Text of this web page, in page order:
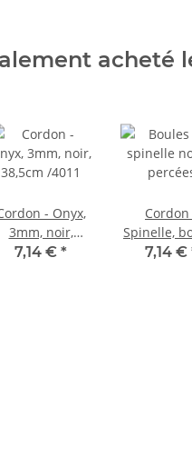
acheté
- Onyx,
3mm, noir,
38,5cm /4011
7,14 € *
Cordon
Spinelle,
à facettes
7,14 €